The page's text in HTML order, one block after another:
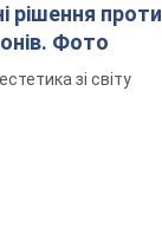
рішення проти
Фото
зі світу